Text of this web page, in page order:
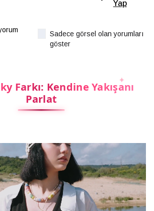
Yap
Sadece görsel olan yorumları
göster
Farkı: Kendine Yakışanı
Parlat